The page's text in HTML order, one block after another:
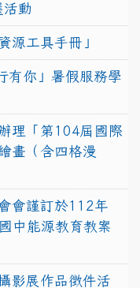
動
源工具手冊」
有你」暑假服務學
理「第104屆國際
畫（含四格漫
會謹訂於112年
中能源教育教案
影展作品徵件活